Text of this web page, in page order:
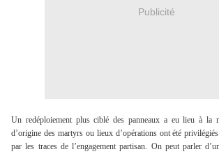
Publicité
Un redéploiement plus ciblé des panneaux a eu lieu à la
d’origine des martyrs ou lieux d’opérations ont été
par les traces de l’engagement partisan. On peut parler